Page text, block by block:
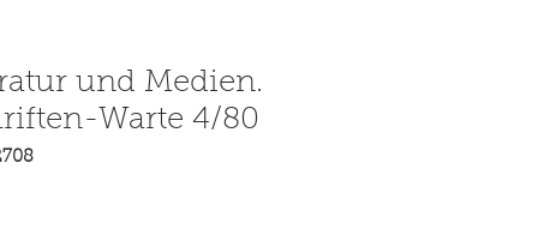
und Medien.
Warte 4/80